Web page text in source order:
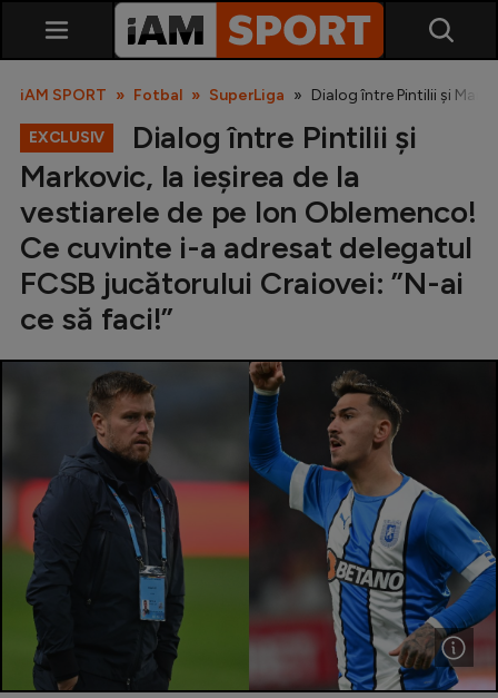
SuperLiga
Liga 2
Cupa României
Echipa Națională
U21
Fotbal feminin
Special
Diverse
Inedit
Clasamente
iAM SPORT Fotbal SuperLiga Dialog între Pintilii și
EXCLUSIV
Dialog între Pintilii și
Markovic, la ieșirea de la
vestiarele de pe Ion Oblemenco!
Ce cuvinte i-a adresat delegatul
FCSB jucătorului Craiovei: ”N-ai
ce să faci!”